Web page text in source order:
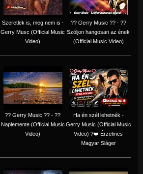
Szeretlek is, meg nem is -
Gerry Musc (Official Music
Video)
?? Gerry Music ?? - ??
Szóljon hangosan az ének
(Official Music Video)
?? Gerry Music ?? - ??
Naplemente (Official Music
Video)
Ha én szél lehetnék -
Gerry Music (Official Music
Video) ?️❤️ Érzelmes
Magyar Sláger